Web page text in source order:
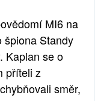
MI6 na
špiona Standy
Kaplan se o
příteli z
směr,